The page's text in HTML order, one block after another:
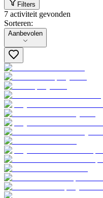
Filters
7 activiteit gevonden
Sorteren:
Sorteren:
Aanbevolen